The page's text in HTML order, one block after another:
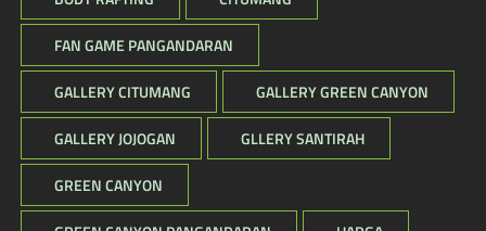
FAN GAME PANGANDARAN
GALLERY CITUMANG GALLERY GREEN CANYON
GALLERY JOJOGAN GLLERY SANTIRAH
GREEN CANYON